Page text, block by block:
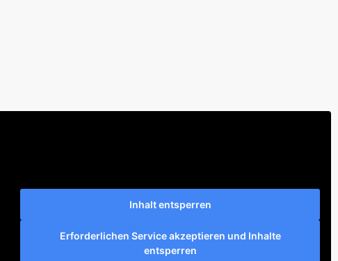
Inhalt entsperren
Erforderlichen Service akzeptieren und Inhalte
entsperren